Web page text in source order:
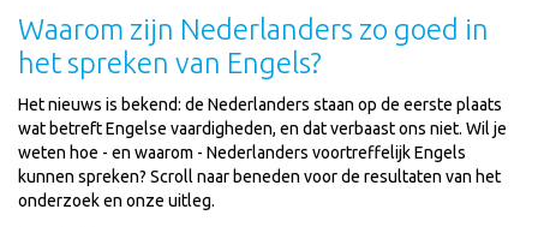
Waarom zijn Nederlanders zo goed in
het spreken van Engels?
Het nieuws is bekend: de Nederlanders staan op de eerste plaats
wat betreft Engelse vaardigheden, en dat verbaast ons niet. Wil je
weten hoe - en waarom - Nederlanders voortreffelijk Engels
kunnen spreken? Scroll naar beneden voor de resultaten van het
onderzoek en onze uitleg.